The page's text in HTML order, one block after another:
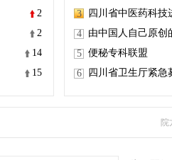
2
2
14
15
3
四川省中医药科技
4
由中国人自己原创
5
便秘专科联盟
6
四川省卫生厅紧急
院